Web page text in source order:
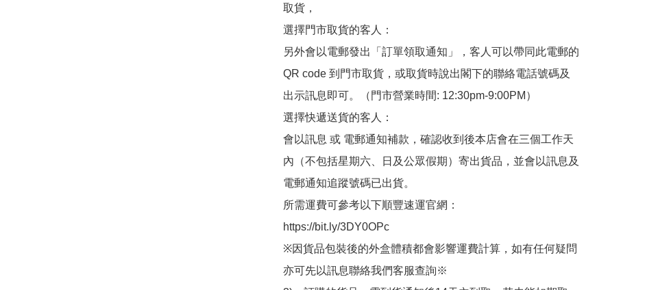
取貨，
選擇門市取貨的客人：
另外會以電郵發出「訂單領取通知」，客人可以帶同此電郵的
QR code 到門市取貨，或取貨時說出閣下的聯絡電話號碼及
出示訊息即可。（門市營業時間: 12:30pm-9:00PM）
選擇快遞送貨的客人：
會以訊息 或 電郵通知補款，確認收到後本店會在三個工作天
內（不包括星期六、日及公眾假期）寄出貨品，並會以訊息及
電郵通知追蹤號碼已出貨。
所需運費可參考以下順豐速運官網：
https://bit.ly/3DY0OPc
※因貨品包裝後的外盒體積都會影響運費計算，如有任何疑問
亦可先以訊息聯絡我們客服查詢※